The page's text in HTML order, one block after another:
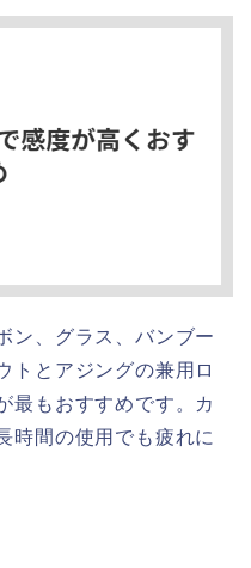
ン、グラス、バンブー
トとアジングの兼用ロ
最もおすすめです。カ
時間の使用でも疲れに